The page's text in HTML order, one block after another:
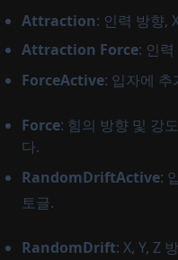
Attraction: 인력 방향,
Attraction Force: 인
ForceActive: 입자에 추
Force: 힘의 방향 및 강
다.
RandomDriftActive:
토글.
RandomDrift: X, Y, Z